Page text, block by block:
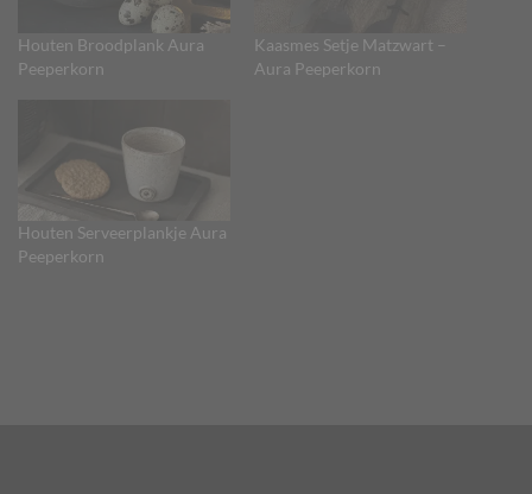
Houten Broodplank Aura
Peeperkorn
Kaasmes Setje Matzwart –
Aura Peeperkorn
Houten Serveerplankje Aura
Peeperkorn